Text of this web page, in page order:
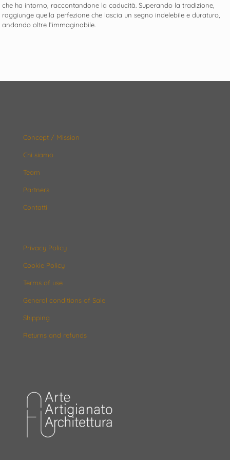
che ha intorno, raccontandone la caducità. Superando la tradizione,
raggiunge quella perfezione che lascia un segno indelebile e duraturo,
andando oltre l’immaginabile.
Concept / Mission
Chi siamo
Team
Partners
Contatti
Privacy Policy
Cookie Policy
Terms of use
General conditions of Sale
Shipping
Returns and refunds